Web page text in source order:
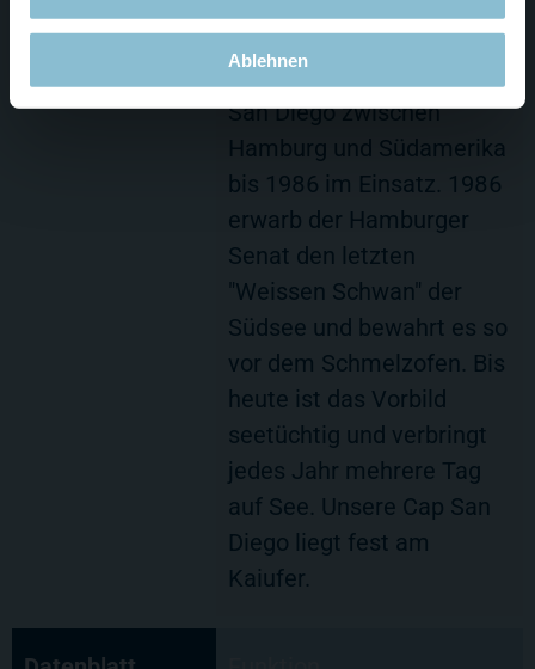
Ablehnen
Gebaut 1962 war die Cap
San Diego zwischen
Hamburg und Südamerika
bis 1986 im Einsatz. 1986
erwarb der Hamburger
Senat den letzten
"Weissen Schwan" der
Südsee und bewahrt es so
vor dem Schmelzofen. Bis
heute ist das Vorbild
seetüchtig und verbringt
jedes Jahr mehrere Tag
auf See. Unsere Cap San
Diego liegt fest am
Kaiufer.